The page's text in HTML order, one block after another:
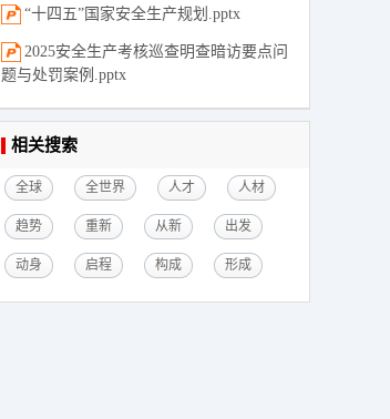
“十四五”国家安全生产规划.pptx
2025安全生产考核巡查明查暗访要点问
题与处罚案例.pptx
相关搜索
全球 全世界 人才 人材
趋势 重新 从新 出发
动身 启程 构成 形成